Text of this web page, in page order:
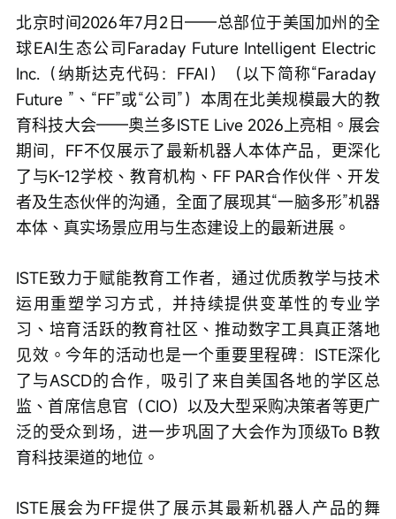
北京时间2026年7月2日——总部位于美国加州的全
球EAI生态公司Faraday Future Intelligent Electric
Inc.（纳斯达克代码：FFAI）（以下简称“Faraday
Future ”、“FF”或“公司”）本周在北美规模最大的教
育科技大会——奥兰多ISTE Live 2026上亮相。展会
期间，FF不仅展示了最新机器人本体产品，更深化
了与K-12学校、教育机构、FF PAR合作伙伴、开发
者及生态伙伴的沟通，全面了展现其“一脑多形”机器
本体、真实场景应用与生态建设上的最新进展。
ISTE致力于赋能教育工作者，通过优质教学与技术
运用重塑学习方式，并持续提供变革性的专业学
习、培育活跃的教育社区、推动数字工具真正落地
见效。今年的活动也是一个重要里程碑：ISTE深化
了与ASCD的合作，吸引了来自美国各地的学区总
监、首席信息官（CIO）以及大型采购决策者等更广
泛的受众到场，进一步巩固了大会作为顶级To B教
育科技渠道的地位。
ISTE展会为FF提供了展示其最新机器人产品的舞